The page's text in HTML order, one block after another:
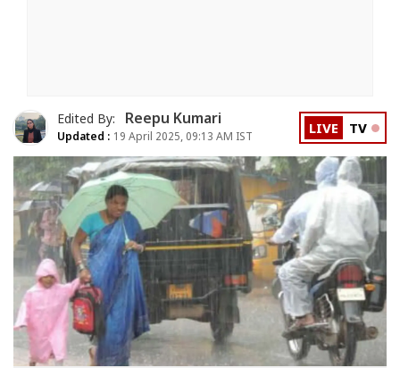
Edited By: Reepu Kumari
Updated : 19 April 2025, 09:13 AM IST LIVE TV